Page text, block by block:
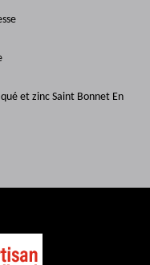
et zinc Saint Bonnet En